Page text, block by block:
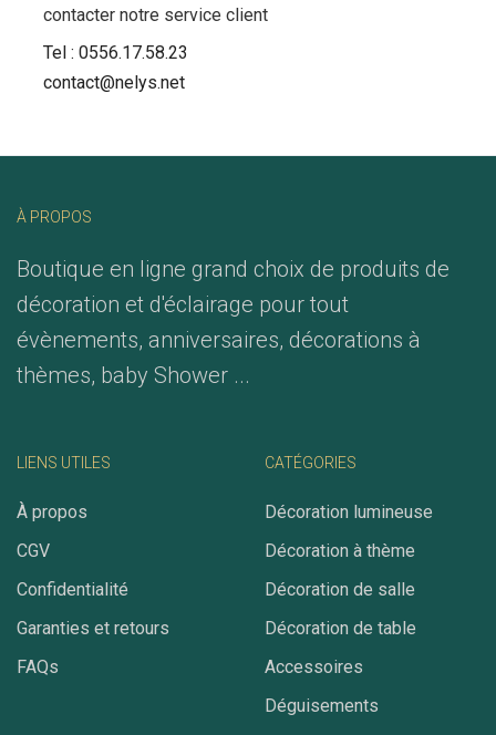
contacter notre service client
Tel : 0556.17.58.23
contact@nelys.net
À PROPOS
Boutique en ligne grand choix de produits de
décoration et d'éclairage pour tout
évènements, anniversaires, décorations à
thèmes, baby Shower ...
LIENS UTILES
À propos
CGV
Confidentialité
Garanties et retours
FAQs
CATÉGORIES
Décoration lumineuse
Décoration à thème
Décoration de salle
Décoration de table
Accessoires
Déguisements